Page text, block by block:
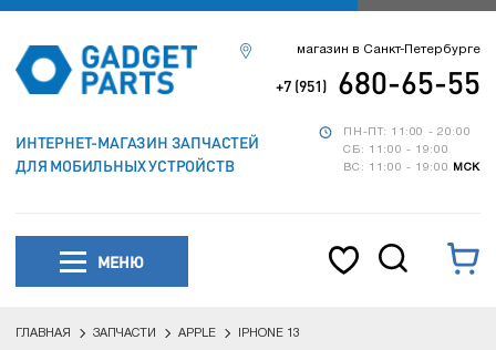
ИНТЕРНЕТ-МАГАЗИН ЗАПЧАСТЕЙ
ДЛЯ МОБИЛЬНЫХ УСТРОЙСТВ
ПН-ПТ: 11:00 - 20:00
СБ: 11:00 - 19:00
ВС: 11:00 - 19:00
МСК
магазин в Санкт-Петербурге
+7 (951) 680-65-55
МЕНЮ
ГЛАВНАЯ ЗАПЧАСТИ APPLE IPHONE 13